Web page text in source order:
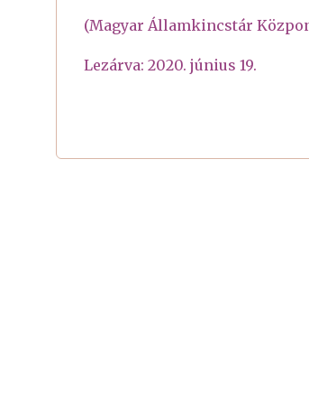
(Magyar Államkincstár
Lezárva: 2020. június 19.